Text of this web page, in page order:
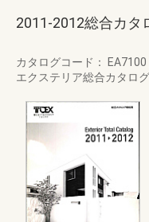
2011-2012総合カタ
カタログコード： EA7100
エクステリア総合カタロ